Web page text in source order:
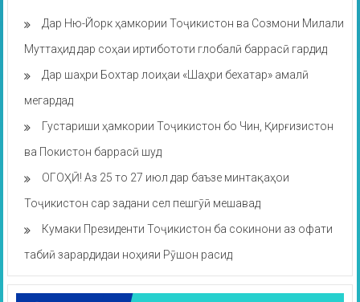
Дар Ню-Йорк ҳамкории Тоҷикистон ва Созмони Милали
Муттаҳид дар соҳаи иртибототи глобалӣ баррасӣ гардид
Дар шаҳри Бохтар лоиҳаи «Шаҳри бехатар» амалӣ
мегардад
Густариши ҳамкории Тоҷикистон бо Чин, Қирғизистон
ва Покистон баррасӣ шуд
ОГОҲӢ! Аз 25 то 27 июл дар баъзе минтақаҳои
Тоҷикистон сар задани сел пешгӯӣ мешавад
Кумаки Президенти Тоҷикистон ба сокинони аз офати
табиӣ зарардидаи ноҳияи Рӯшон расид